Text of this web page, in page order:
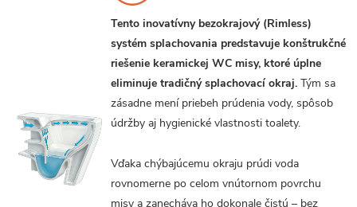
Tento inovatívny bezokrajový (Rimless)
systém splachovania predstavuje konštrukčné
riešenie keramickej WC misy, ktoré úplne
eliminuje tradičný splachovací okraj. Tým sa
zásadne mení priebeh prúdenia vody, spôsob
údržby aj hygienické vlastnosti toalety.
Vďaka chýbajúcemu okraju prúdi voda
rovnomerne po celom vnútornom povrchu
misy a zanecháva ho dokonale čistú – bez